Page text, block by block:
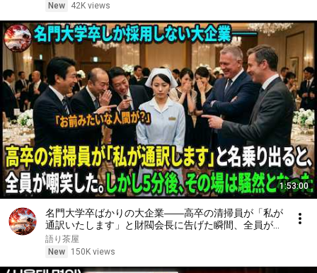
New
42K views
1:53:00
名門大学卒ばかりの大企業――高卒の清掃員が「私が
通訳いたします」と財閥会長に告げた瞬間、全員が嘲
笑した。しかし5分後、その場は静まり返った。#動
エピソード#老後の物語 #家族の物語
語り茶屋
New
150K views